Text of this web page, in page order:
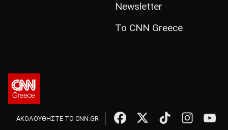
Newsletter
Το CNN Greece
ΑΚΟΛΟΥΘΗΣΤΕ ΤΟ CNN.GR